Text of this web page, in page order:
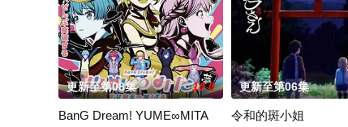
更新至第08集 10.0
BanG Dream! YUME∞MITA
更新至第06集
令和的斑小姐